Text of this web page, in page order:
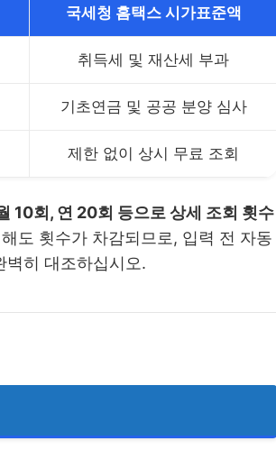
국세청 홈택스 시가표준액
취득세 및 재산세 부과
기초연금 및 공공 분양 심사
제한 없이 상시 무료 조회
10회, 연 20회 등으로 상세 조회 횟수
도 횟수가 차감되므로, 입력 전 자동
히 대조하십시오.